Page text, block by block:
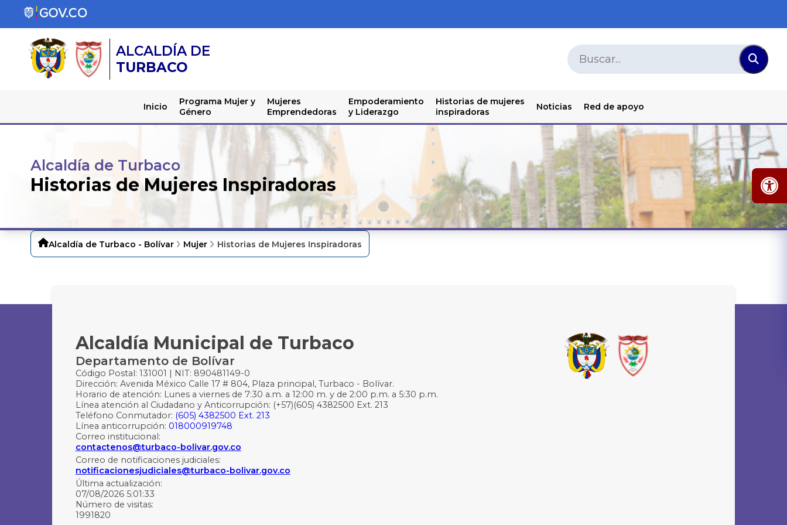
ALCALDÍA DE
TURBACO
Inicio
Programa Mujer y
Género
Mujeres
Emprendedoras
Empoderamiento
y Liderazgo
Historias de mujeres
inspiradoras
Noticias Red de apoyo
Alcaldía de Turbaco
Historias de Mujeres Inspiradoras
Alcaldía de Turbaco - Bolívar Mujer Historias de Mujeres Inspiradoras
Alcaldía Municipal de Turbaco
Departamento de Bolívar
Código Postal: 131001 | NIT: 890481149-0
Dirección: Avenida México Calle 17 # 804, Plaza principal, Turbaco - Bolívar.
Horario de atención: Lunes a viernes de 7:30 a.m. a 12:00 m. y de 2:00 p.m. a 5:30 p.m.
Línea atención al Ciudadano y Anticorrupción: (+57)(605) 4382500 Ext. 213
Teléfono Conmutador: (605) 4382500 Ext. 213
Línea anticorrupción: 018000919748
Correo institucional:
contactenos@turbaco-bolivar.gov.co
Correo de notificaciones judiciales:
notificacionesjudiciales@turbaco-bolivar.gov.co
Última actualización:
07/08/2026 5:01:33
Número de visitas:
1991820